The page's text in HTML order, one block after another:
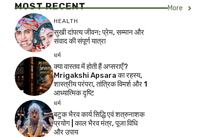
MOST RECENT More
HEALTH
सुखी दांपत्य जीवन: प्रेम, सम्मान और
संवाद की संपूर्ण यात्रा
धर्म
क्या वास्तव में होती हैं अप्सराएँ?
Mrigakshi Apsara का रहस्य,
शास्त्रीय परंपरा, तांत्रिक विमर्श और 1
आध्यात्मिक दृष्टि
धर्म
बटुक भैरव कार्य सिद्धि एवं शत्रुनाशक
प्रयोग | काल भैरव मंत्र, पूजा विधि
और उपाय